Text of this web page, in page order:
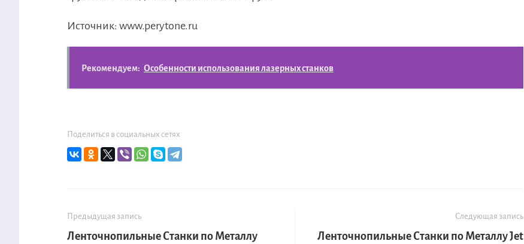
Источник: www.perytone.ru
Рекомендуем: Особенности использования лазерных станков
Поделиться в социальных сетях
Предыдущая запись
Ленточнопильные Станки по Металлу
Следующая запись
Ленточнопильные Станки по Металлу Jet